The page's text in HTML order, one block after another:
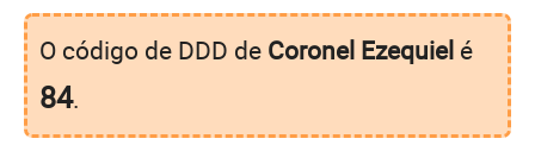
O código de DDD de Coronel Ezequiel é
84.